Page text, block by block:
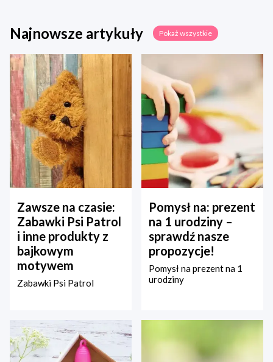
Najnowsze artykuły Pokaż wszystkie
Zawsze na czasie:
Zabawki Psi Patrol
i inne produkty z
bajkowym
motywem
Zabawki Psi Patrol
Pomysł na: prezent
na 1 urodziny –
sprawdź nasze
propozycje!
Pomysł na prezent na 1
urodziny